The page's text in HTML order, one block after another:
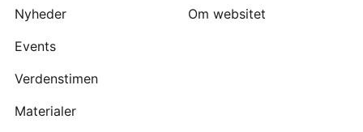
Nyheder
Events
Verdenstimen
Materialer
Om websitet